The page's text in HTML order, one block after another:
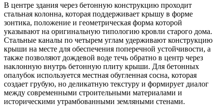
В центре здания через бетонную конструкцию проходит
стальная колонна, которая поддерживает крышу в форме
зонтика, положение и геометрическая форма которой
указывают на оригинальную типологию кровли старого дома.
Стальные каналы по четырем углам удерживают конструкцию
крыши на месте для обеспечения поперечной устойчивости, а
также позволяют дождевой воде течь обратно в центр через
наклонную внутрь бетонную плиту крыши. Для бетонных
опалубок используется местная обугленная сосна, которая
создает грубую, но деликатную текстуру и формирует диалог
между современными строительными материалами и
историческими утрамбованными земляными стенами.